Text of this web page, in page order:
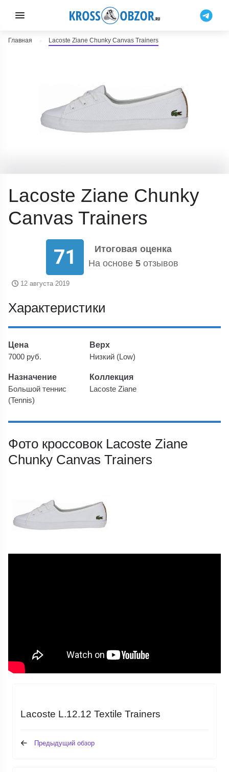
Главная Lacoste Ziane Chunky Canvas Trainers
Lacoste Ziane Chunky
Canvas Trainers
71
Итоговая оценка
На основе 5отзывов
12 августа 2019
Характеристики
Цена
7000 руб.
Верх
Низкий (Low)
Назначение
Большой теннис
(Tennis)
Коллекция
Lacoste Ziane
Фото кроссовок Lacoste Ziane
Chunky Canvas Trainers
Lacoste L.12.12 Textile Trainers
Предыдущий обзор